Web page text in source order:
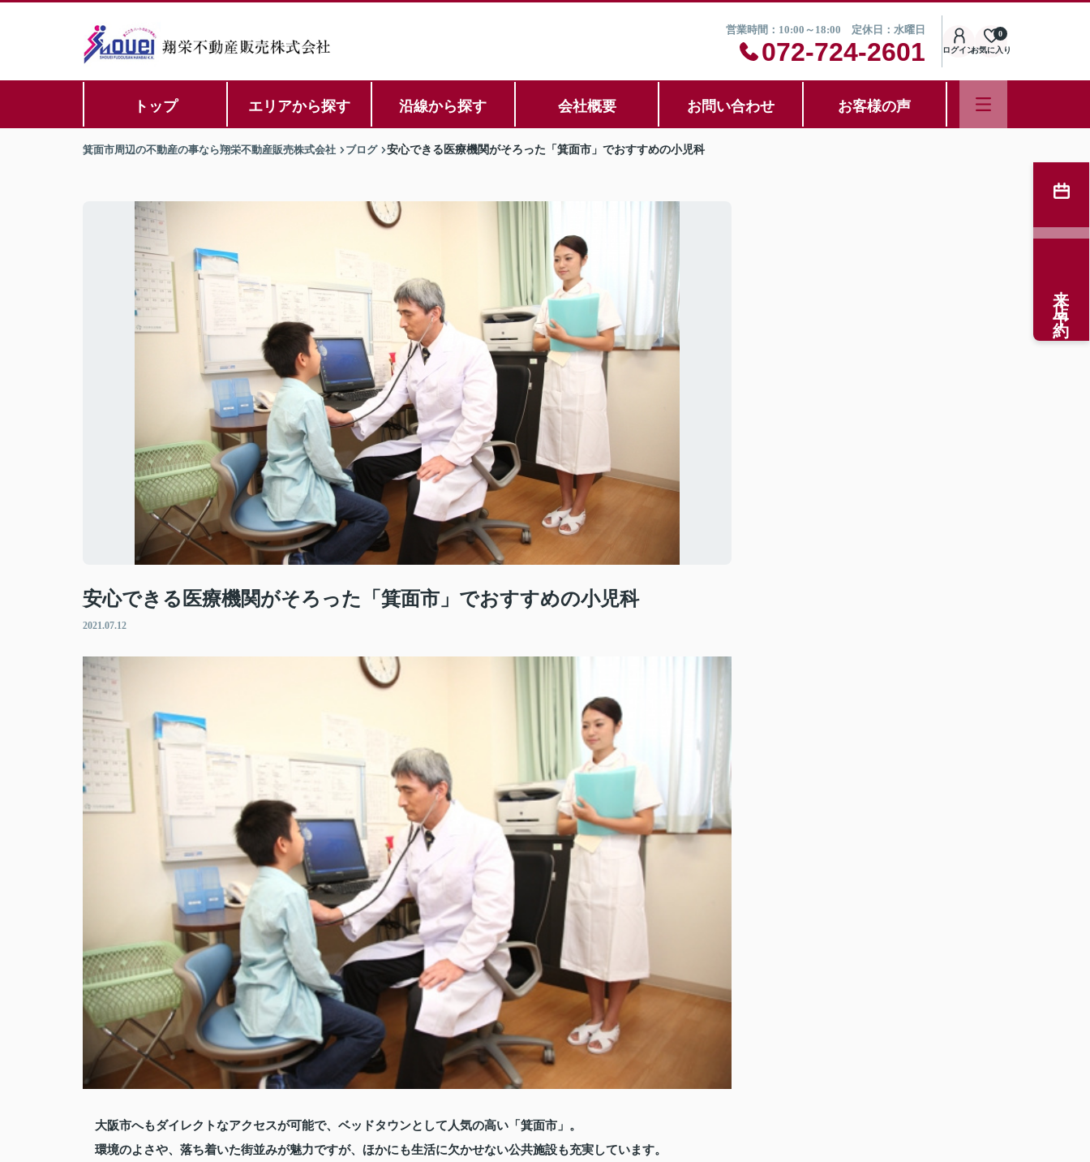
営業時間：10:00～18:00 定休日：水曜日
072-724-2601 ログインお気に入り
0
トップ エリアから探す 沿線から探す 会社概要 お問い合わせ お客様の声
箕面市周辺の不動産の事なら翔栄不動産販売株式会社 ブログ 安心できる医療機関がそろった「箕面市」でおすすめの小児科
安心できる医療機関がそろった「箕面市」でおすすめの小児科
2021.07.12
大阪市へもダイレクトなアクセスが可能で、ベッドタウンとして人気の高い「箕面市」。
環境のよさや、落ち着いた街並みが魅力ですが、ほかにも生活に欠かせない公共施設も充実しています。
来店予約